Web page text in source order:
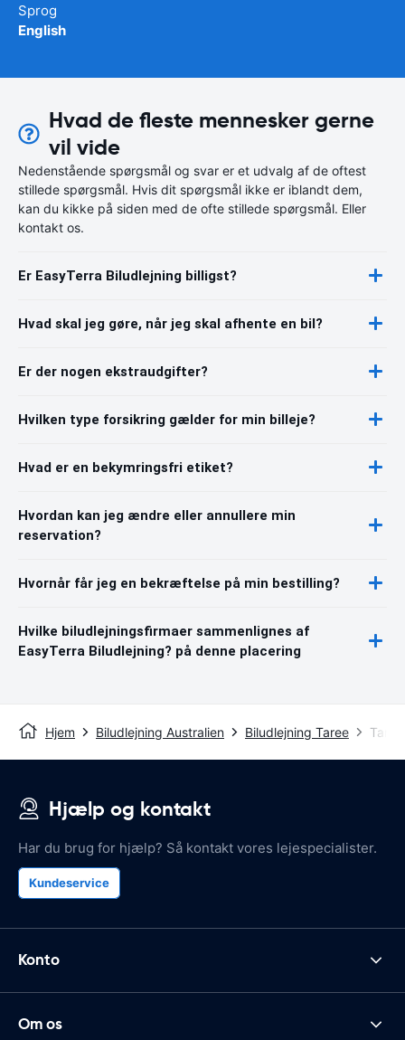
Sprog
English
Hvad de fleste mennesker gerne
vil vide
Nedenstående spørgsmål og svar er et udvalg af de oftest
stillede spørgsmål. Hvis dit spørgsmål ikke er iblandt dem,
kan du kikke på siden med de ofte stillede spørgsmål. Eller
kontakt os.
Er EasyTerra Biludlejning billigst?
Hvad skal jeg gøre, når jeg skal afhente en bil?
Er der nogen ekstraudgifter?
Hvilken type forsikring gælder for min billeje?
Hvad er en bekymringsfri etiket?
Hvordan kan jeg ændre eller annullere min
reservation?
Hvornår får jeg en bekræftelse på min bestilling?
Hvilke biludlejningsfirmaer sammenlignes af
EasyTerra Biludlejning? på denne placering
Hjem Biludlejning Australien Biludlejning Taree
Hjælp og kontakt
Har du brug for hjælp? Så kontakt vores lejespecialister.
Kundeservice
Konto
Om os